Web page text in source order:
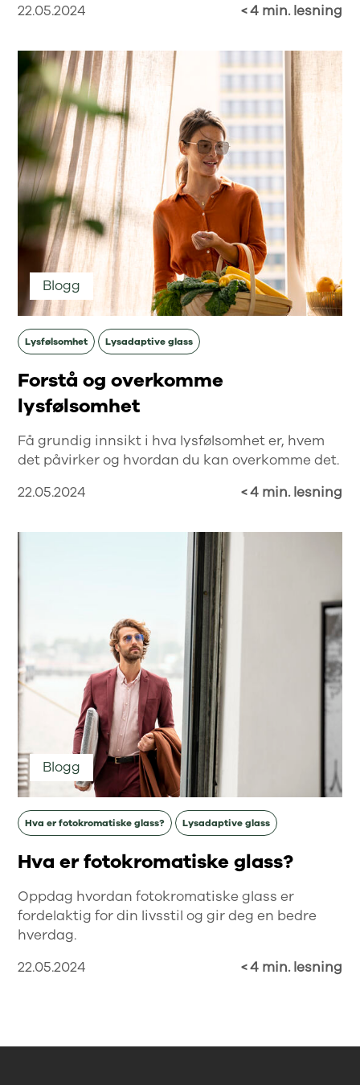
22.05.2024
< 4 min. lesning
Blogg
Lysfølsomhet Lysadaptive glass
Forstå og overkomme
lysfølsomhet
Få grundig innsikt i hva lysfølsomhet er, hvem
det påvirker og hvordan du kan overkomme det.
22.05.2024
< 4 min. lesning
Blogg
Hva er fotokromatiske glass? Lysadaptive glass
Hva er fotokromatiske glass?
Oppdag hvordan fotokromatiske glass er
fordelaktig for din livsstil og gir deg en bedre
hverdag.
22.05.2024
< 4 min. lesning